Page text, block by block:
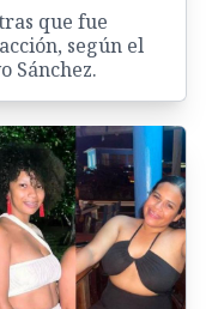
que fue
según el
Sánchez.